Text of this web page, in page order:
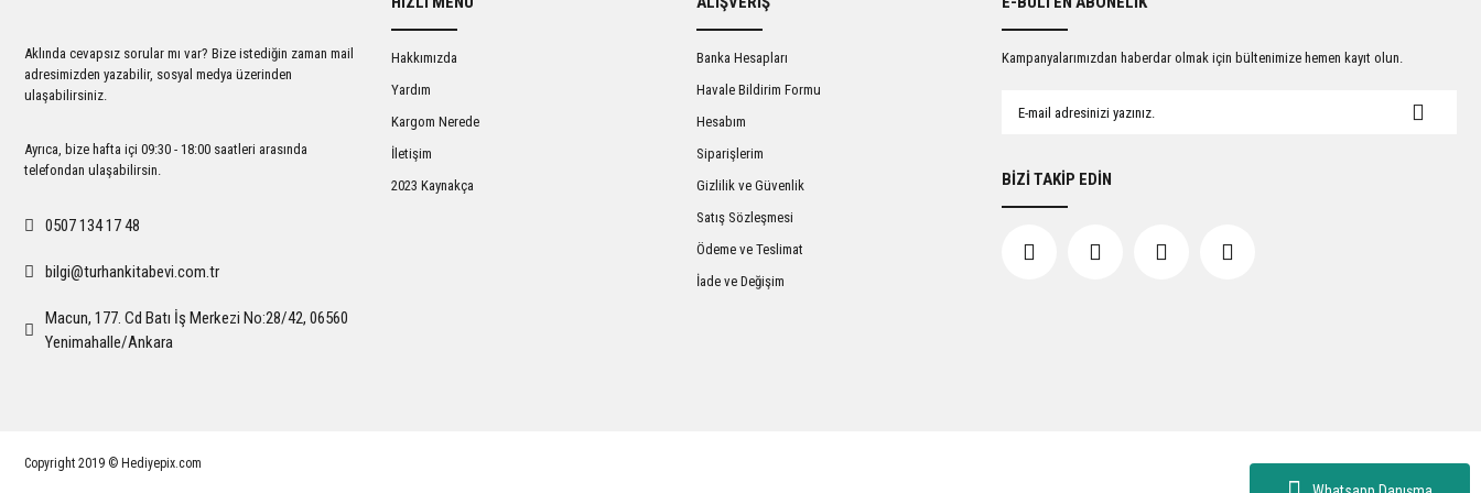
Ürün fiyatı diğer sitelerden daha pahalı.
Bu ürüne benzer farklı alternatifler olmalı.
Gönder
Aklında cevapsız sorular mı var? Bize istediğin zaman mail
adresimizden yazabilir, sosyal medya üzerinden
ulaşabilirsiniz.
Ayrıca, bize hafta içi 09:30 - 18:00 saatleri arasında
telefondan ulaşabilirsin.
0507 134 17 48
bilgi@turhankitabevi.com.tr
Macun, 177. Cd Batı İş Merkezi No:28/42, 06560
Yenimahalle/Ankara
Hakkımızda
Yardım
Kargom Nerede
İletişim
2023 Kaynakça
Banka Hesapları
Havale Bildirim Formu
Hesabım
Siparişlerim
Gizlilik ve Güvenlik
Satış Sözleşmesi
Ödeme ve Teslimat
İade ve Değişim
Kampanyalarımızdan haberdar olmak için bültenimize hemen kayıt olun.
BİZİ TAKİP EDİN
Copyright 2019 © Hediyepix.com